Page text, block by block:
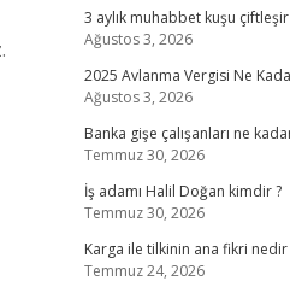
3 aylık muhabbet kuşu
Ağustos 3, 2026
2025 Avlanma Vergisi Ne
Ağustos 3, 2026
Banka gişe çalışanları ne
Temmuz 30, 2026
İş adamı Halil Doğan kimdir ?
Temmuz 30, 2026
Karga ile tilkinin ana fikri nedir
Temmuz 24, 2026